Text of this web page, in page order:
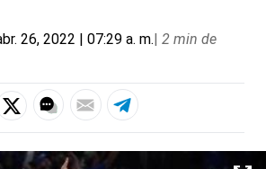
26, 2022 | 07:29 a. m.| 2 min de